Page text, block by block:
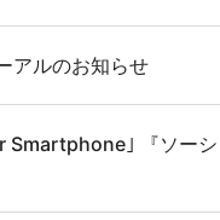
アルのお知らせ
Smartphone｣ 『ソー